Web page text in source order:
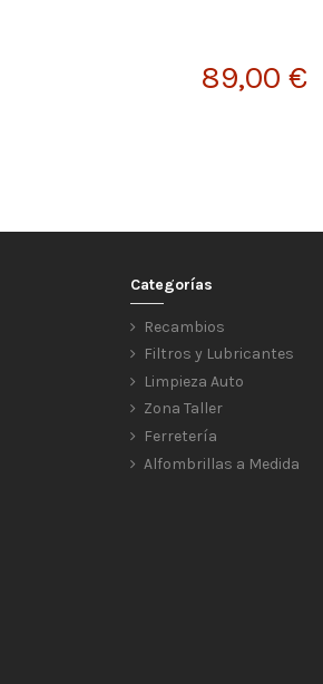
89,00 €
Categorías
Recambios
Filtros y Lubricantes
Limpieza Auto
Zona Taller
Ferretería
Alfombrillas a Medida